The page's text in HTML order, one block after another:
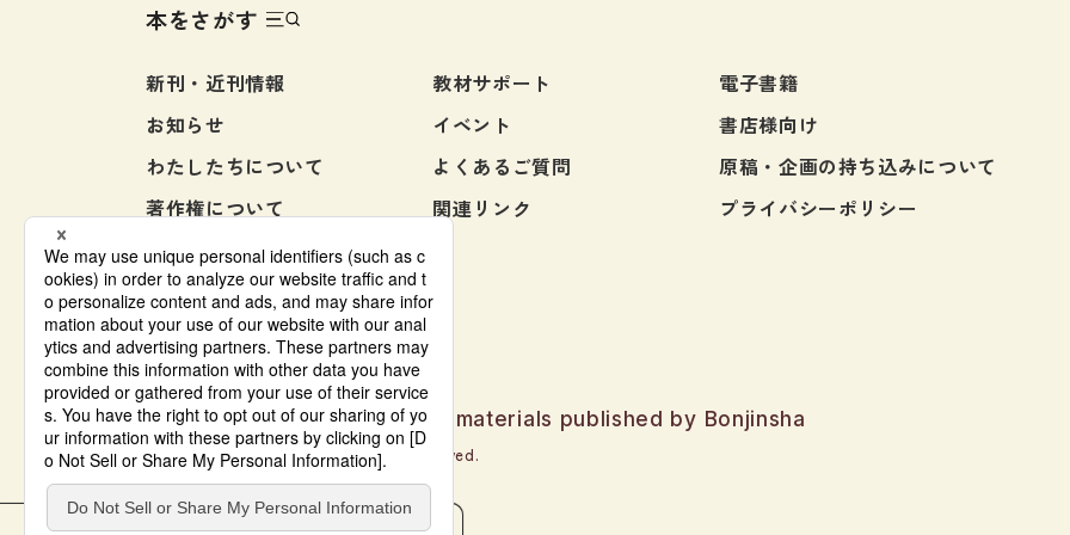
本をさがす
新刊・近刊情報 教材サポート
電子書籍
お知らせ
イベント
書店様向け
わたしたちについて
よくあるご質問
原稿・企画の持ち込みについて
著作権について
関連リンク
プライバシーポリシー
お問い合わせ
Japanese language learning materials published by Bonjinsha
© Bonjinsha Co., LTD. All Rights Reserved.